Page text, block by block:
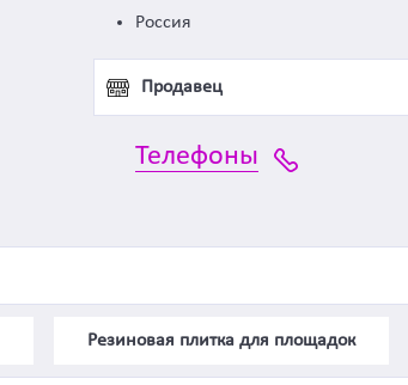
Россия
Продавец
Телефоны
Резиновая плитка для площадок